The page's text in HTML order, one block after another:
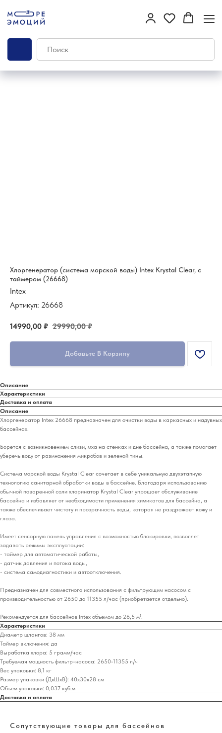
Хлоргенератор (система морской воды) Intex Krystal Clear, с
таймером (26668)
Intex
Артикул: 26668
14990,00 ₽ 29990,00 ₽
Добавьте В Корзину
Описание
Характеристики
Доставка и оплата
Описание
Хлоргенератор Intex 26668 предназначен для очистки воды в каркасных и надувных
бассейнах.
Борется с возникновением слизи, мха на стенках и дне бассейна, а также помогает
уберечь воду от размножения микробов и зеленой тины.
Система морской воды Krystal Clear сочетает в себе уникальную двухэтапную
технологию санитарной обработки воды в бассейне. Благодаря использованию
обычной поваренной соли хлоринатор Krystal Clear упрощает обслуживание
бассейна и избавляет от необходимости применения химикатов для бассейна, а
также обеспечивает чистоту и прозрачность воды, которая не раздражает кожу и
глаза.
Имеет сенсорную панель управления с возможностью блокировки, позволяет
задавать режимы эксплуатации:
- таймер для автоматической работы,
- датчик давления и потока воды,
- система самодиагностики и автоотключения.
Предназначен для совместного использования с фильтрующим насосом с
производительностью от 2650 до 11355 л/час (приобретается отдельно).
Рекомендуется для бассейнов Intex объемом до 26,5 м³.
Характеристики
Диаметр шлангов: 38 мм
Таймер включения: да
Выработка хлора: 5 грамм/час
Требуемая мощность фильтр-насоса: 2650-11355 л/ч
Вес упаковки: 8,1 кг
Размер упаковки (ДхШхВ): 40х30х28 см
Объем упаковки: 0,037 куб.м
Доставка и оплата
Сопутствующие товары для бассейнов